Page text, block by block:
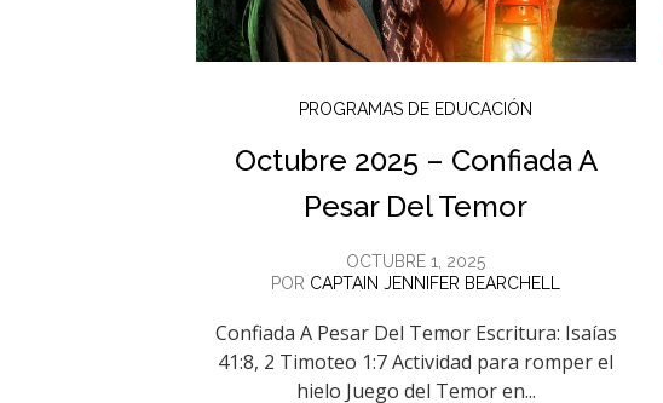
PROGRAMAS DE EDUCACIÓN
Octubre 2025 – Confiada A
Pesar Del Temor
OCTUBRE 1, 2025
POR CAPTAIN JENNIFER BEARCHELL
Confiada A Pesar Del Temor Escritura: Isaías
41:8, 2 Timoteo 1:7 Actividad para romper el
hielo Juego del Temor en...